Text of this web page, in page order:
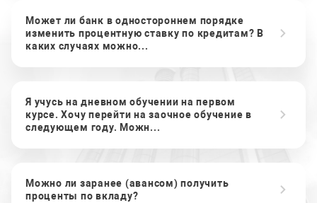
Может ли банк в одностороннем порядке
изменить процентную ставку по кредитам? В
каких случаях можно...
Я учусь на дневном обучении на первом
курсе. Хочу перейти на заочное обучение в
следующем году. Можн...
Можно ли заранее (авансом) получить
проценты по вкладу?